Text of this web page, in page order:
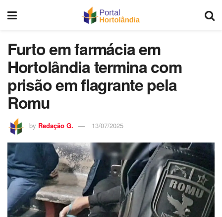
Furto em farmácia em
Hortolândia termina com
prisão em flagrante pela
Romu
by Redação G. 13/07/2025